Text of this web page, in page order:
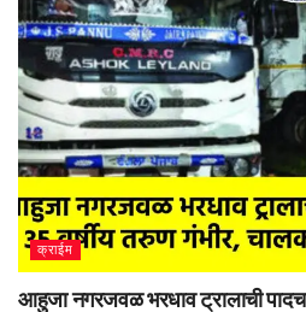
क्राईम
आहुजा नगरजवळ भरधाव ट्रालाची